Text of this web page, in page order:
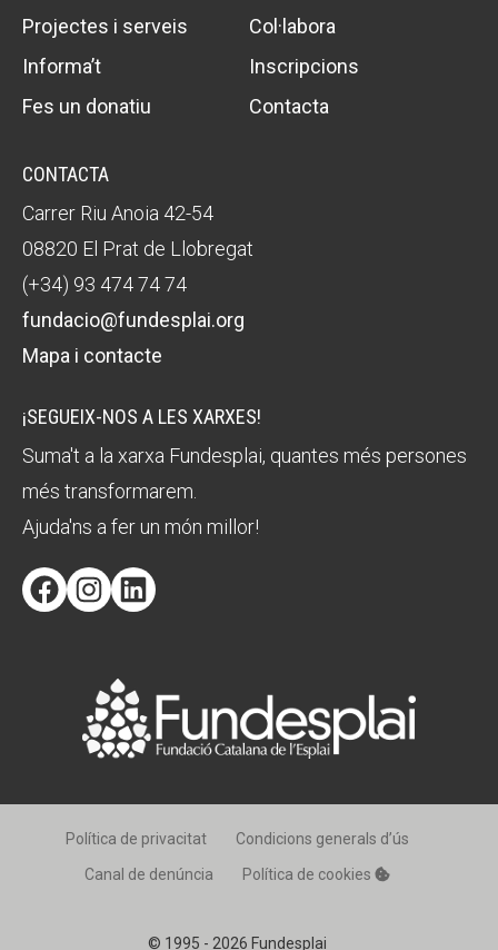
Projectes i serveis
Col·labora
Informa’t
Inscripcions
Fes un donatiu
Contacta
CONTACTA
Carrer Riu Anoia 42-54
08820 El Prat de Llobregat
(+34) 93 474 74 74
fundacio@fundesplai.org
Mapa i contacte
¡SEGUEIX-NOS A LES XARXES!
Suma't a la xarxa Fundesplai, quantes més persones
més transformarem.
Ajuda'ns a fer un món millor!
FacebookInstagram
LinkedIn
© 1995 - 2026 Fundesplai
Política de privacitat
Condicions generals d’ús
Canal de denúncia
Política de cookies